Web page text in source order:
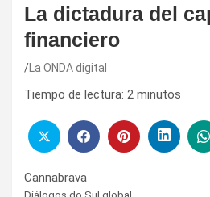
La dictadura del
financiero
La ONDA digital
Tiempo de lectura: 2 minutos
Cannabrava